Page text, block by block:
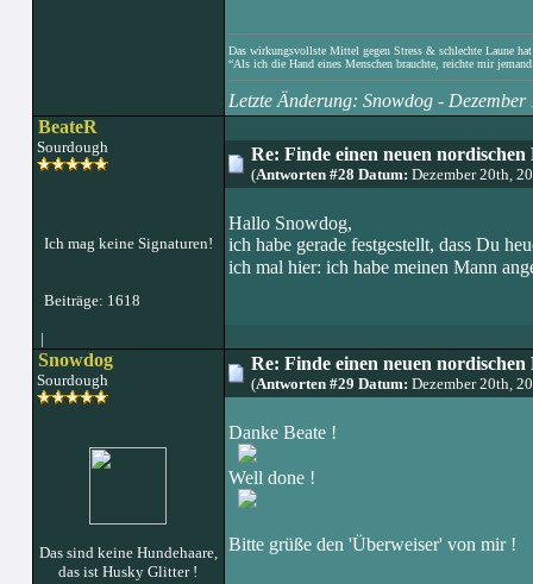
Das wirkungsvollste Mittel gegen Stress & schlechte Laune
“Als ich die Hand eines Menschen brauchte, reichte mir jemand
Letzte Änderung: Snowdog -
BeateR
Sourdough
Ich mag keine Signaturen!
Beiträge: 1618
|
Re: Finde einen neuen
(Antworten #28 Datum: Dezember 20th,
Hallo Snowdog,
ich habe gerade festgestellt, dass Du
ich mal hier: ich habe meinen Mann
Snowdog
Sourdough
Das sind keine Hundehaare,
das ist Husky Glitter !
Re: Finde einen neuen
(Antworten #29 Datum: Dezember 20th,
Danke Beate !
Well done !
Bitte grüße den 'Überweiser' von mir !